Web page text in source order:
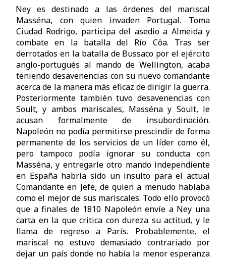
Ney es destinado a las órdenes del mariscal
Masséna, con quien invaden Portugal. Toma
Ciudad Rodrigo, participa del asedio a Almeida y
combate en la batalla del Río Côa. Tras ser
derrotados en la batalla de Bussaco por el ejército
anglo-portugués al mando de Wellington, acaba
teniendo desavenencias con su nuevo comandante
acerca de la manera más eficaz de dirigir la guerra.
Posteriormente también tuvo desavenencias con
Soult, y ambos mariscales, Masséna y Soult, le
acusan formalmente de insubordinación.
Napoleón no podía permitirse prescindir de forma
permanente de los servicios de un líder como él,
pero tampoco podía ignorar su conducta con
Masséna, y entregarle otro mando independiente
en España habría sido un insulto para el actual
Comandante en Jefe, de quien a menudo hablaba
como el mejor de sus mariscales. Todo ello provocó
que a finales de 1810 Napoleón envíe a Ney una
carta en la que critica con dureza su actitud, y le
llama de regreso a París. Probablemente, el
mariscal no estuvo demasiado contrariado por
dejar un país donde no había la menor esperanza